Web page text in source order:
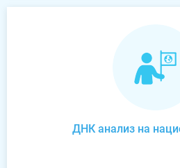
ДНК анализ на